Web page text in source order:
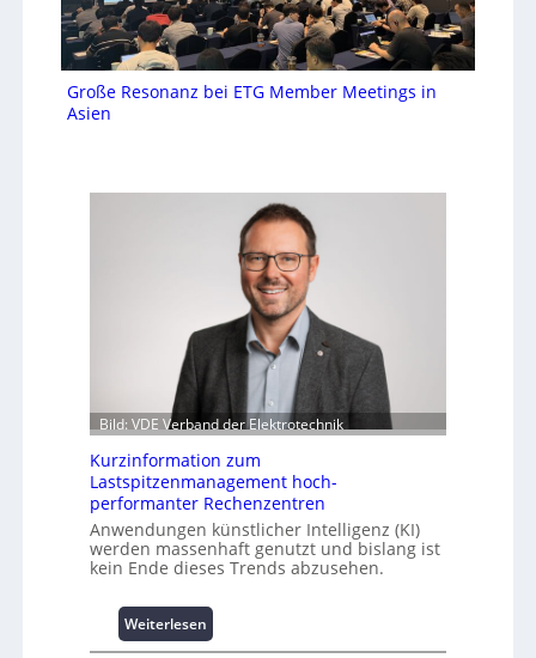
Große Resonanz bei ETG Member Meetings in
Asien
Bild: VDE Verband der Elektrotechnik
Kurzinformation zum
Lastspitzenmanagement hoch-
performanter Rechenzentren
Anwendungen künstlicher Intelligenz (KI)
werden massenhaft genutzt und bislang ist
kein Ende dieses Trends abzusehen.
Weiterlesen
K